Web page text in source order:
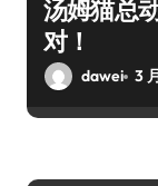
汤姆猫总
对！
dawei 3